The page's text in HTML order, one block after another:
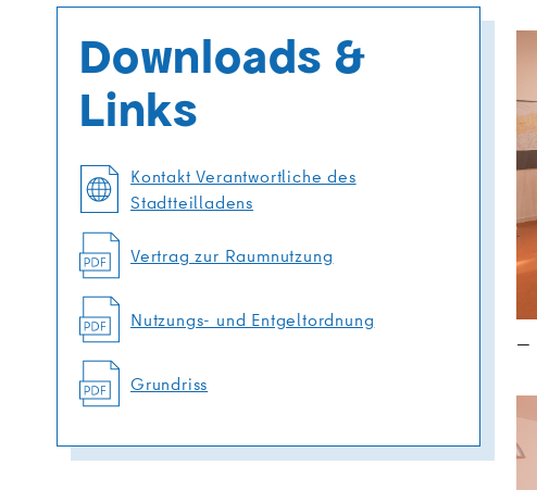
Downloads &
Links
Kontakt Verantwortliche des
Stadtteilladens
Vertrag zur Raumnutzung
Nutzungs- und Entgeltordnung
Grundriss